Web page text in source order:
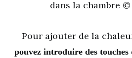
dans la chambre
Pour ajouter de la
pouvez introduire des touches